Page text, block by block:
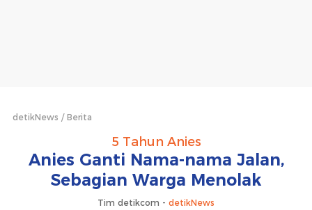
detikNews Berita
5 Tahun Anies
Anies Ganti Nama-nama Jalan,
Sebagian Warga Menolak
Tim detikcom - detikNews